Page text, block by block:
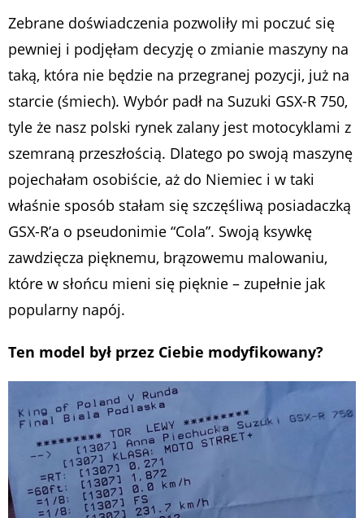
Zebrane doświadczenia pozwoliły mi poczuć się
pewniej i podjęłam decyzję o zmianie maszyny na
taką, która nie będzie na przegranej pozycji, już na
starcie (śmiech). Wybór padł na Suzuki GSX-R 750,
tyle że nasz polski rynek zalany jest motocyklami z
szemraną przeszłością. Dlatego po swoją maszynę
pojechałam osobiście, aż do Niemiec i w taki
właśnie sposób stałam się szczęśliwą posiadaczką
GSX-R’a o pseudonimie “Cola”. Swoją ksywkę
zawdzięcza pięknemu, brązowemu malowaniu,
które w słońcu mieni się pięknie – zupełnie jak
popularny napój.
Ten model był przez Ciebie modyfikowany?